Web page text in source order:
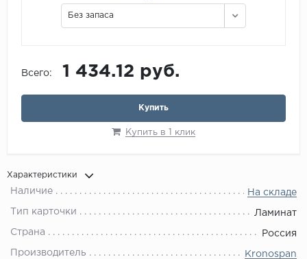
Без запаса
Всего: 1 434.12 руб.
Купить
Купить в 1 клик
Характеристики
Наличие На складе
Тип карточки Ламинат
Страна Россия
Производитель Kronospan